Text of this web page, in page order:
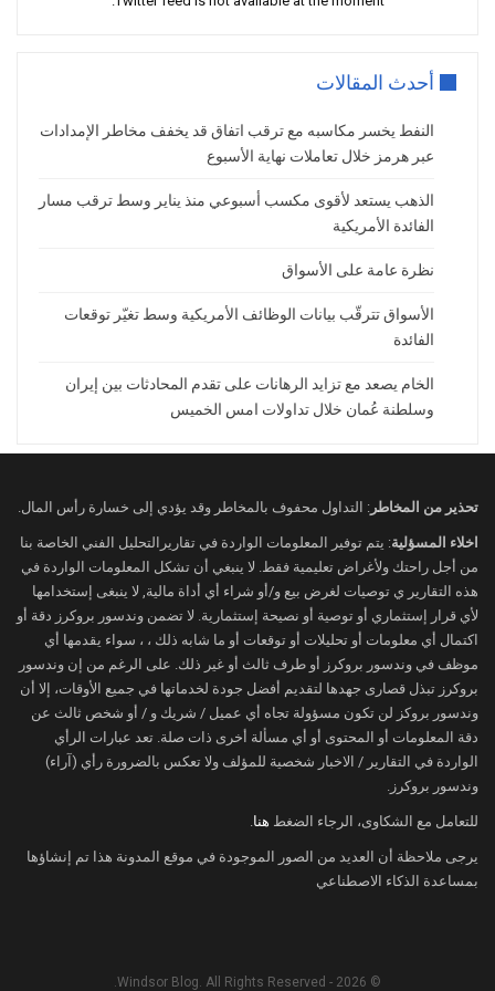
من المتوقّع أن يلتقي الرئيس الأمريكي مع نظيره
الصينية الزيارة المرتقبة.
وتشير التوقعات إلى أن اللقاء سوف يكون يوم
الأربعاء المقبل من هذا الأسبوع.
وترى الأسواق أن ملفات التجارة قد تكون حاضرة بين
البلدين.
استخدام الصين لنفوذها مع إيران لتسهيل التوصّل
لذلك، نلاحظ بأن الأسواق المالية العالمية لم تفقد
الأمد تماماً وسط ترقّب زيارة الرئيس الأمريكي لبكيّن.
مفاوضات السلام بين أميركا وإيران
الحرب على إيران وإغلاق مضيق هرمز رافقهما ارتفاع
التضخّم في عديد من الدول بالعالم مدفوعاً بارتفاع
أسعار الطاقة.
وتسعّر الأسواق المالية الآن بقاء معدّلات الفائدة
المرتفعة في الولايات المتحدّة وبريطانيا والعديد من
الدول لفترة طويلة.
ولا تستبعد الأسواق رفعاً بالفائدة في منطقة اليورو
واليابان إذا بقيت معدّلات التضخّم مرتفعة.
وبالنسبة للاحتياطي الفيدرالي، فقد صدرت بيانات
الوظائف يوم الجمعة الماضي لتثبت أن الفيدرالي
سيكون قادراً على رفع الفائدة إذا بقيت معدّلات
التضخّم مرتفعة.
أحدث المقالات
النفط يخسر مكاسبه مع ترقب اتفاق قد يخفف مخاطر الإمدادات
عبر هرمز خلال تعاملات نهاية الأسبوع
الذهب يستعد لأقوى مكسب أسبوعي منذ يناير وسط ترقب مسار
الفائدة الأمريكية
نظرة عامة على الأسواق
الأسواق تترقّب بيانات الوظائف الأمريكية وسط تغيّر توقعات
الفائدة
الخام يصعد مع تزايد الرهانات على تقدم المحادثات بين إيران
وسلطنة عُمان خلال تداولات امس الخميس
تحذير من المخاطر : التداول محفوف بالمخاطر وقد يؤدي إلى خسارة رأس المال.
اخلاء المسؤلية: يتم توفير المعلومات الواردة في تقاريرالتحليل الفني الخاصة بنا
من أجل راحتك ولأغراض تعليمية فقط. لا ينبغي أن تشكل المعلومات الواردة في
هذه التقارير ي توصيات لغرض بيع و/أو شراء أي أداة مالية, لا ينبغى إستخدامها
لأي قرار إستثماري أو توصية أو نصيحة إستثمارية. لا تضمن وندسور بروكرز دقة أو
اكتمال أي معلومات أو تحليلات أو توقعات أو ما شابه ذلك ، ، سواء يقدمها أي
موظف في وندسور بروكرز أو طرف ثالث أو غير ذلك. على الرغم من إن وندسور
بروكرز تبذل قصارى جهدها لتقديم أفضل جودة لخدماتها في جميع الأوقات، إلا أن
وندسور بروكز لن تكون مسؤولة تجاه أي عميل / شريك و / أو شخص ثالث عن
دقة المعلومات أو المحتوى أو أي مسألة أخرى ذات صلة. تعد عبارات الرأي
الواردة في التقارير / الاخبار شخصية للمؤلف ولا تعكس بالضرورة رأي (آراء)
وندسور بروكرز.
للتعامل مع الشكاوى، الرجاء الضغط هنا
يرجى ملاحظة أن العديد من الصور الموجودة في موقع المدونة هذا تم إنشاؤها
بمساعدة الذكاء الاصطناعي
© 2026 - Windsor Blog. All Rights Reserved.